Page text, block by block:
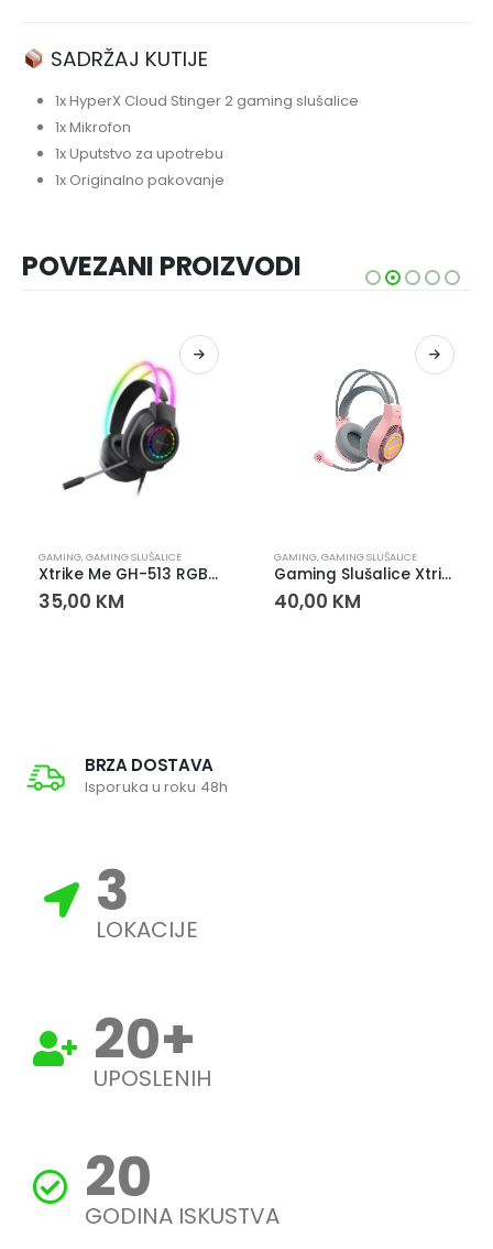
SADRŽAJ KUTIJE
1x HyperX Cloud Stinger 2 gaming slušalice
1x Mikrofon
1x Uputstvo za upotrebu
1x Originalno pakovanje
POVEZANI PROIZVODI
GAMING,GAMING SLUŠALICE
Xtrike Me GH-513 RGB Gaming slušalice
35,00 KM
GAMING,GAMING SLUŠALICE
Gaming Slušalice Xtrike Me GH-515P
40,00 KM
BRZA DOSTAVA
Isporuka u roku 48h
3
LOKACIJE
20+
UPOSLENIH
20
GODINA ISKUSTVA